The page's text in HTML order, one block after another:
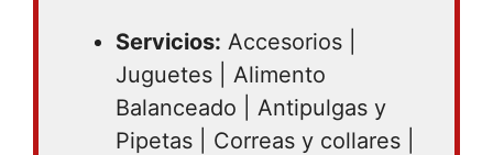
Servicios: Accesorios |
Juguetes | Alimento
Balanceado | Antipulgas y
Pipetas | Correas y collares |